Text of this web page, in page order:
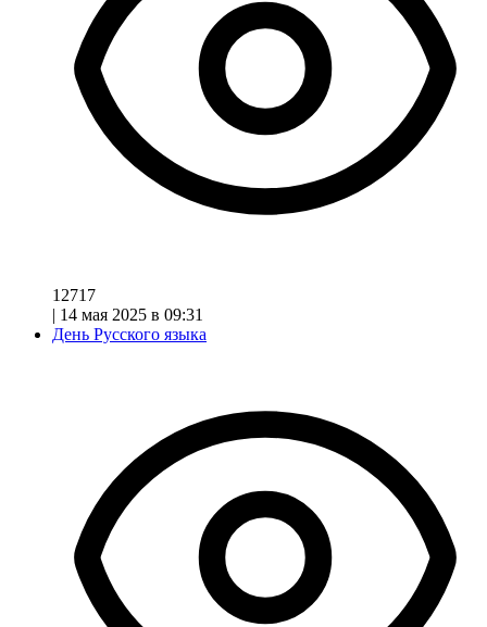
12717
| 14 мая 2025 в 09:31
День Русского языка